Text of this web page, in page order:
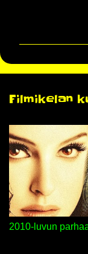
e
i
t
Filmikelan
2010-luvun